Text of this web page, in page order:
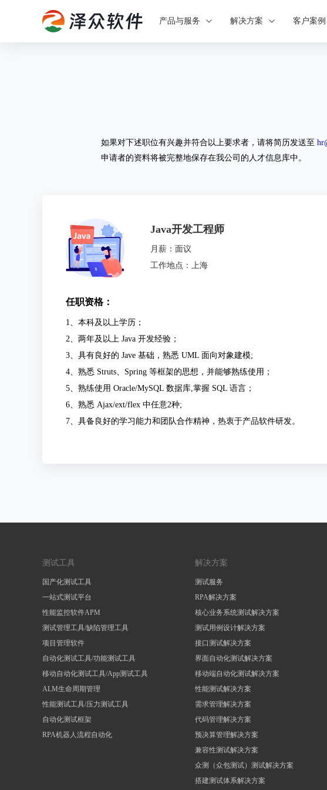
产品与服务 解决方案 客户案例
如果对下述职位有兴趣并符合以上要求者，请将简历发送至
申请者的资料将被完整地保存在我公司的人才信息库中。
Java开发工程师
月薪：面议
工作地点：上海
任职资格：
1、本科及以上学历；
2、两年及以上 Java 开发经验；
3、具有良好的 Jave 基础，熟悉 UML 面向对象建模;
4、熟悉 Struts、Spring 等框架的思想，并能够熟练使用；
5、熟练使用 Oracle/MySQL 数据库,掌握 SQL 语言；
6、熟悉 Ajax/ext/flex 中任意2种;
7、具备良好的学习能力和团队合作精神，热衷于产品软件研发。
测试工具
国产化测试工具
一站式测试平台
性能监控软件APM
测试管理工具/缺陷管理工具
项目管理软件
自动化测试工具/功能测试工具
移动自动化测试工具/App测试工具
ALM生命周期管理
性能测试工具/压力测试工具
自动化测试框架
RPA机器人流程自动化
解决方案
测试服务
RPA解决方案
核心业务系统测试解决方案
测试用例设计解决方案
接口测试解决方案
界面自动化测试解决方案
移动端自动化测试解决方案
性能测试解决方案
需求管理解决方案
代码管理解决方案
预决算管理解决方案
兼容性测试解决方案
众测（众包测试）测试解决方案
搭建测试体系解决方案